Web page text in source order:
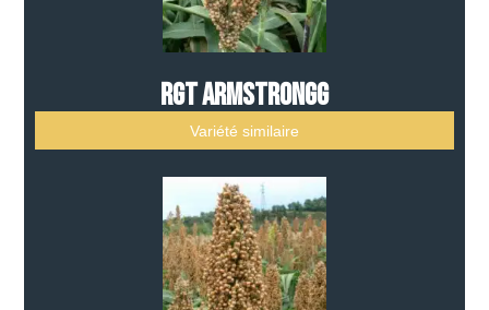
RGT ARMSTRONGG
Variété similaire